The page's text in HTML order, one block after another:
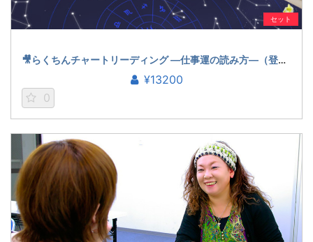
セット
🎥らくちんチャートリーディング ―仕事運の読み方―（登石麻恭子）
¥13200
0